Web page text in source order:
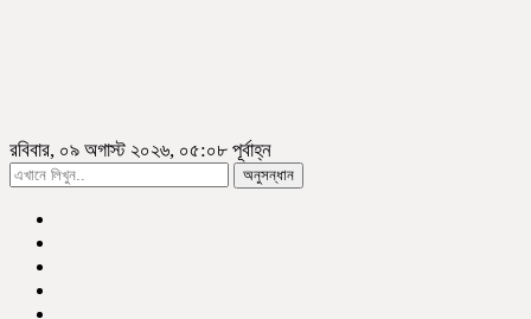
রবিবার, ০৯ অগাস্ট ২০২৬, ০৫:০৮ পূর্বাহ্ন
অনুসন্ধান